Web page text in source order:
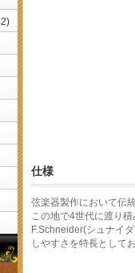
仕様
弦楽器製作において伝
この地で4世代に渡り
F.Schneider(シュナイ
しやすさを特長として